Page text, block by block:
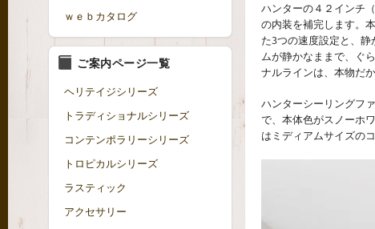
ハンターの４２インチ
の内装を補完します。
た3つの速度設定と、
ムが静かなままで、ぐ
ナルラインは、本物だ
ハンターシーリングフ
で、本体色がスノーホ
はミディアムサイズの
ｗｅｂカタログ
ご案内ページ一覧
ヘリテイジシリーズ
トラディショナルシリーズ
コンテンポラリーシリーズ
トロピカルシリーズ
ラスティック
アクセサリー